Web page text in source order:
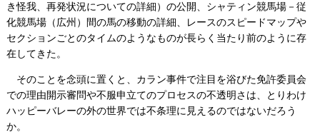
き怪我、再発状況についての詳細）の公開、シャティン競馬場－従
化競馬場（広州）間の馬の移動の詳細、レースのスピードマップや
セクションごとのタイムのようなものが長らく当たり前のように存
在してきた。
そのことを念頭に置くと、カラン事件で注目を浴びた免許委員会
での理由開示審問や不服申立てのプロセスの不透明さは、とりわけ
ハッピーバレーの外の世界では不条理に見えるのではないだろう
か。